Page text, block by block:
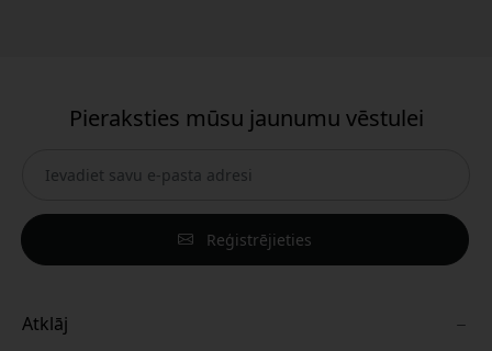
Pieraksties mūsu jaunumu vēstulei
Reģistrējieties
Atklāj